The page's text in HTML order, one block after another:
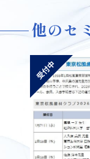
他のセ